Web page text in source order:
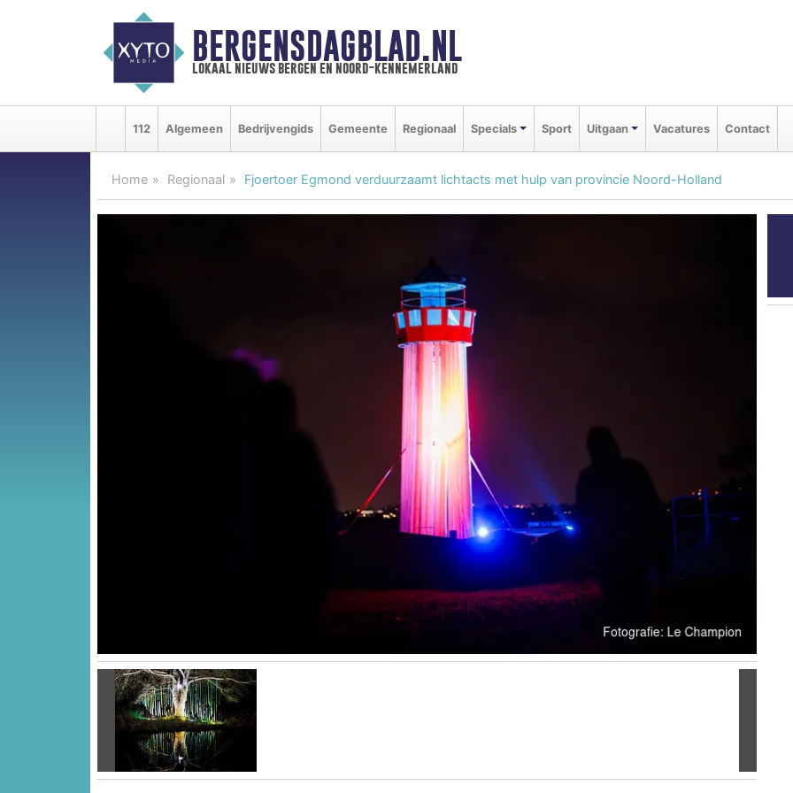
BERGENSDAGBLAD.NL
lokaal nieuws bergen en noord-kennemerland
112 Algemeen Bedrijvengids Gemeente Regionaal Specials Sport Uitgaan Vacatures Contact
Home Regionaal Fjoertoer Egmond verduurzaamt lichtacts met hulp van provincie Noord-Holland
Vorige